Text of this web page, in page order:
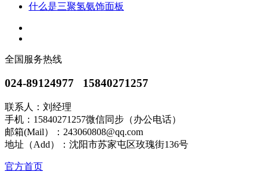
什么是三聚氢氨饰面板
全国服务热线
024-89124977 15840271257
联系人：刘经理
手机：15840271257微信同步（办公电话）
邮箱(Mail）：243060808@qq.com
地址（Add）：沈阳市苏家屯区玫瑰街136号
官方首页